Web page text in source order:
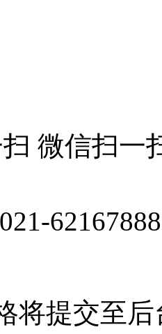
微信扫一
021-62167888
将提交至